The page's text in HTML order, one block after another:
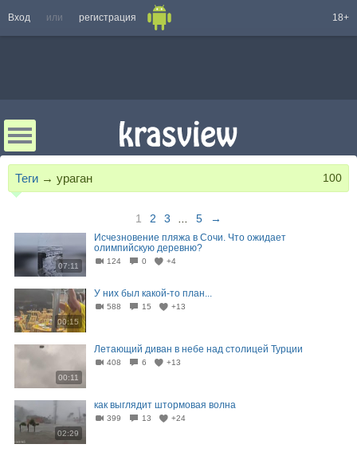
Вход или регистрация 18+
Теги → ураган 100
1 2 3 5 →
07:11
Исчезновение пляжа в Сочи. Что ожидает
олимпийскую деревню?
124 0 +4
00:15
У них был какой-то план...
588 15 +13
00:11
Летающий диван в небе над столицей Турции
408 6 +13
02:29
как выглядит штормовая волна⁠⁠
399 13 +24